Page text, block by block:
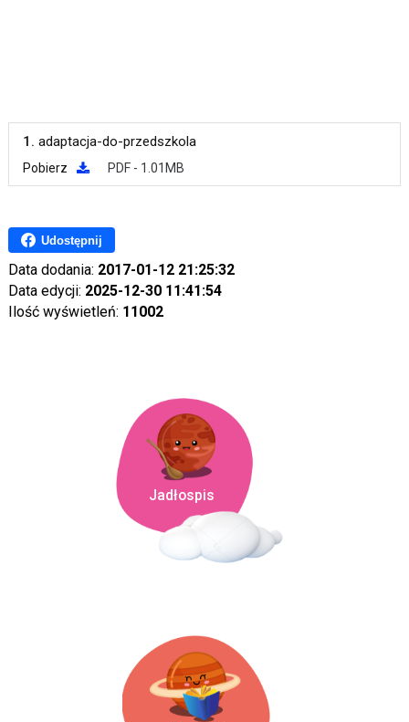
1. adaptacja-do-przedszkola
Pobierz PDF - 1.01MB
Udostępnij
Data dodania: 2017-01-12 21:25:32
Data edycji: 2025-12-30 11:41:54
Ilość wyświetleń: 11002
Jadłospis